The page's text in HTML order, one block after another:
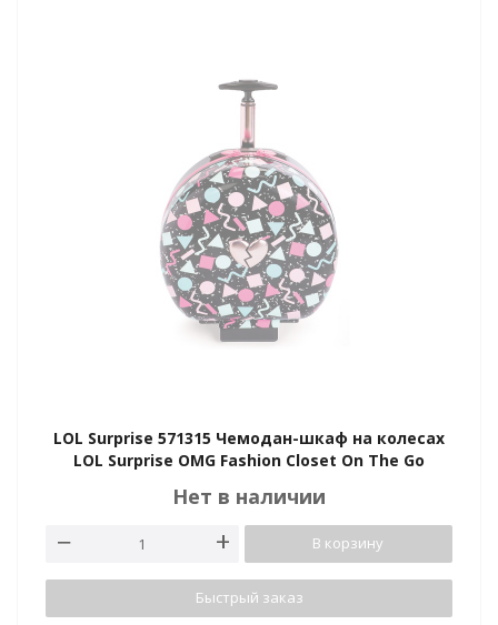
LOL Surprise 571315 Чемодан-шкаф на колесах
LOL Surprise OMG Fashion Closet On The Go
Нет в наличии
В корзину
Быстрый заказ